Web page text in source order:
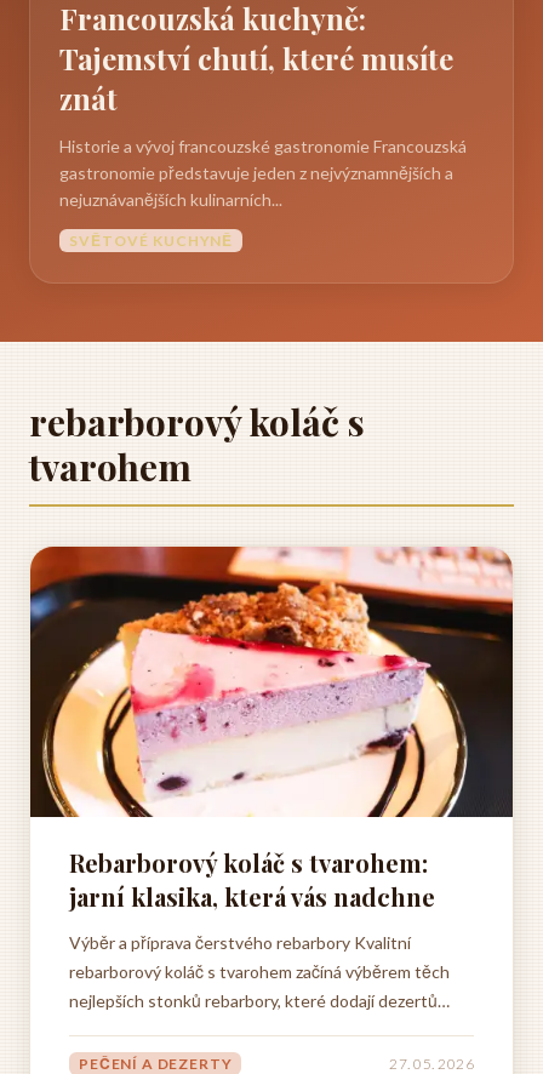
Francouzská kuchyně:
Tajemství chutí, které musíte
znát
Historie a vývoj francouzské gastronomie Francouzská
gastronomie představuje jeden z nejvýznamnějších a
nejuznávanějších kulinarních...
SVĚTOVÉ KUCHYNĚ
rebarborový koláč s
tvarohem
Rebarborový koláč s tvarohem:
jarní klasika, která vás nadchne
Výběr a příprava čerstvého rebarbory Kvalitní
rebarborový koláč s tvarohem začíná výběrem těch
nejlepších stonků rebarbory, které dodají dezertů
nákupu na trhu nebo ve vlastní zahradě je třeba
PEČENÍ A DEZERTY 27. 05. 2026